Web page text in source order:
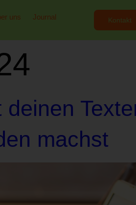
uns Journal Kontakt
machst